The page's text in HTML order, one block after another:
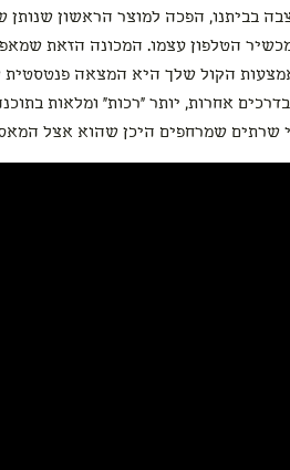
בביתנו, הפכה למוצר הראשון שנותן
הטלפון עצמו. המכונה הזאת
הקול שלך היא המצאה
אחרות, יותר "רכות" ומלאות
שרתים שמרחפים היכן שהוא אצל